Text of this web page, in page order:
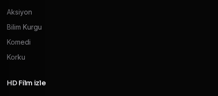
Aksiyon
Bilim Kurgu
Komedi
Korku
HD Film izle